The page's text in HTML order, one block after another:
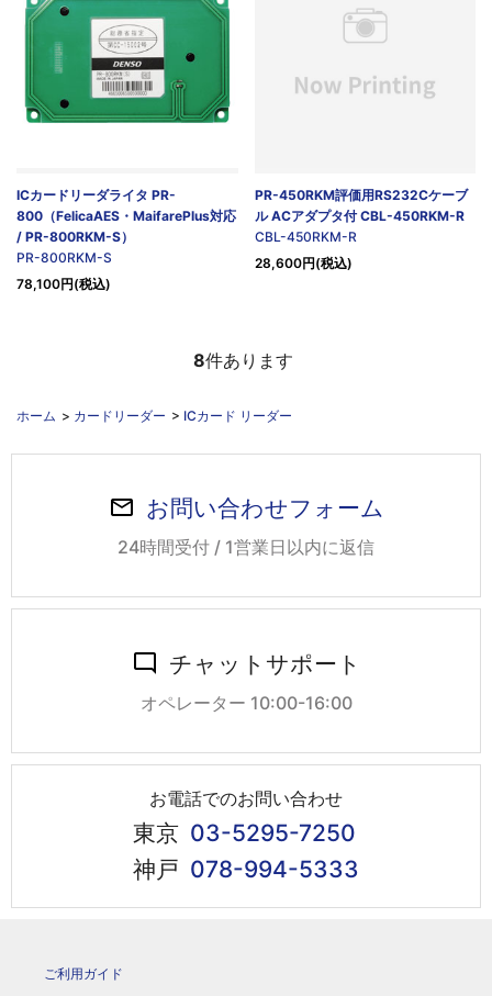
ICカードリーダライタ PR-
800（FelicaAES・MaifarePlus対応
/ PR-800RKM-S）
PR-800RKM-S
78,100円(税込)
PR-450RKM評価用RS232Cケーブ
ル ACアダプタ付 CBL-450RKM-R
CBL-450RKM-R
28,600円(税込)
8件あります
ホーム > カードリーダー > ICカード リーダー
お問い合わせフォーム
24時間受付 / 1営業日以内に返信
チャットサポート
オペレーター 10:00-16:00
お電話でのお問い合わせ
東京 03-5295-7250
神戸 078-994-5333
ご利用ガイド